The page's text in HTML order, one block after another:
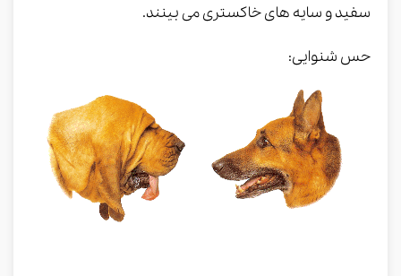
سفید و سایه های خاکستری می بینند.
حس شنوایی: